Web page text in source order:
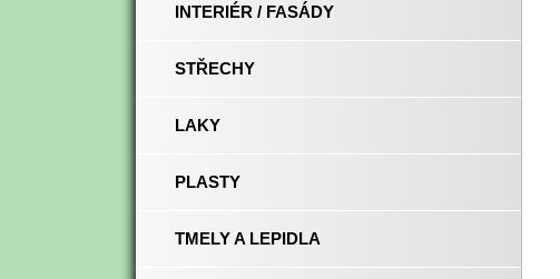
INTERIÉR / FASÁDY
STŘECHY
LAKY
PLASTY
TMELY A LEPIDLA